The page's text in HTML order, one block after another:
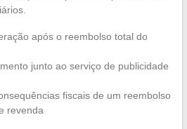
após o reembolso total do
junto ao serviço de publicidade
fiscais de um reembolso
revenda